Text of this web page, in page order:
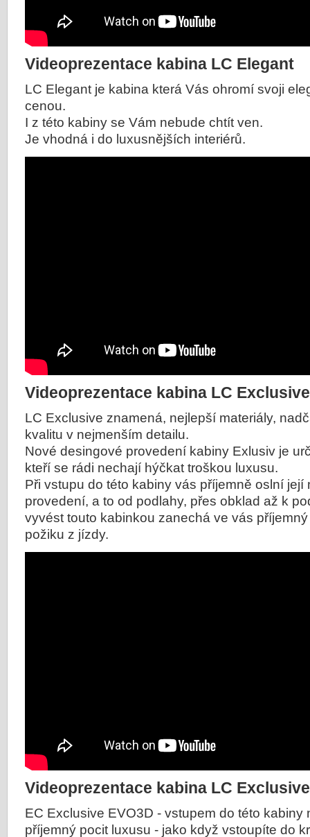
Videoprezentace kabina LC Elegant
LC Elegant je kabina která Vás ohromí svoji
cenou.
I z této kabiny se Vám nebude chtít ven.
Je vhodná i do luxusnějších interiérů.
Videoprezentace kabina LC Exclusive
LC Exclusive znamená, nejlepší materiály,
kvalitu v nejmenším detailu.
Nové desingové provedení kabiny Exlusiv je
kteří se rádi nechají hýčkat troškou luxusu.
Při vstupu do této kabiny vás příjemně oslní její
provedení, a to od podlahy, přes obklad až k
vyvést touto kabinkou zanechá ve vás
požiku z jízdy.
Videoprezentace kabina LC
EC Exclusive EVO3D - vstupem do této kabiny
příjemný pocit luxusu - jako když vstoupíte do